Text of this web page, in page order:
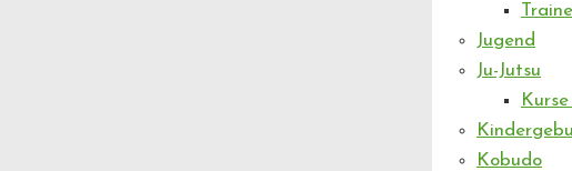
Jugend
Ju-Jutsu
Kobudo